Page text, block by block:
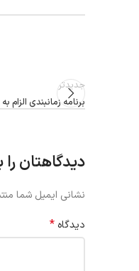
جدیدتر
برنامه زمانبندی الزام
دیدگاهتان
نشانی ایمیل شما
دیدگاه *